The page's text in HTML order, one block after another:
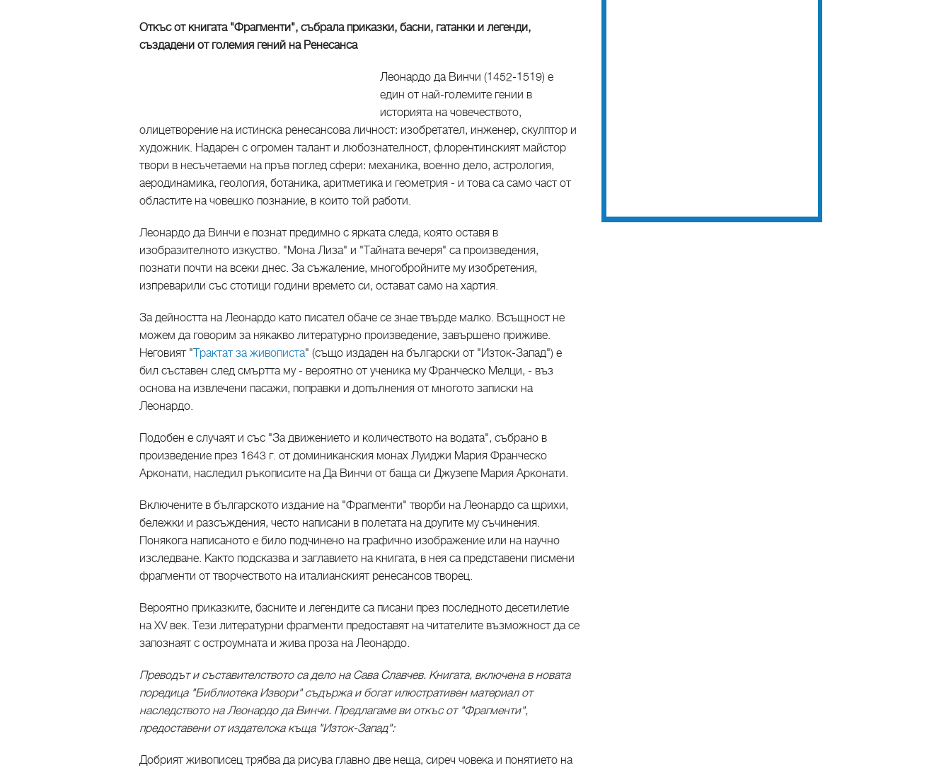
Откъс от книгата "Фрагменти", събрала приказки, басни, гатанки и легенди,
създадени от големия гений на Ренесанса
Леонардо да Винчи (1452-1519) е
един от най-големите гении в
историята на човечеството,
олицетворение на истинска ренесансова личност: изобретател, инженер, скулптор и
художник. Надарен с огромен талант и любознателност, флорентинският майстор
твори в несъчетаеми на пръв поглед сфери: механика, военно дело, астрология,
аеродинамика, геология, ботаника, аритметика и геометрия - и това са само част от
областите на човешко познание, в които той работи.
Леонардо да Винчи е познат предимно с ярката следа, която оставя в
изобразителното изкуство. "Мона Лиза" и "Тайната вечеря" са произведения,
познати почти на всеки днес. За съжаление, многобройните му изобретения,
изпреварили със стотици години времето си, остават само на хартия.
За дейността на Леонардо като писател обаче се знае твърде малко. Всъщност не
можем да говорим за някакво литературно произведение, завършено приживе.
Неговият "Трактат за живописта" (също издаден на български от "Изток-Запад") е
бил съставен след смъртта му - вероятно от ученика му Франческо Мелци, - въз
основа на извлечени пасажи, поправки и допълнения от многото записки на
Леонардо.
Подобен е случаят и със "За движението и количеството на водата", събрано в
произведение през 1643 г. от доминиканския монах Луиджи Мария Франческо
Арконати, наследил ръкописите на Да Винчи от баща си Джузепе Мария Арконати.
Включените в българското издание на "Фрагменти" творби на Леонардо са щрихи,
бележки и разсъждения, често написани в полетата на другите му съчинения.
Понякога написаното е било подчинено на графично изображение или на научно
изследване. Както подсказва и заглавието на книгата, в нея са представени писмени
фрагменти от творчеството на италианският ренесансов творец.
Вероятно приказките, басните и легендите са писани през последното десетилетие
на XV век. Тези литературни фрагменти предоставят на читателите възможност да се
запознаят с остроумната и жива проза на Леонардо.
Преводът и съставителството са дело на Сава Славчев. Книгата, включена в новата
поредица "Библиотека Извори" съдържа и богат илюстративен материал от
наследството на Леонардо да Винчи. Предлагаме ви откъс от "Фрагменти",
предоставени от издателска къща "Изток-Запад":
Добрият живописец трябва да рисува главно две неща, сиреч човека и понятието на